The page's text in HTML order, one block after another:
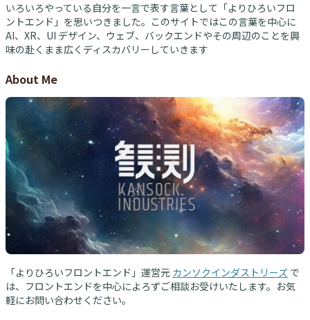
いろいろやっている自分を一言で表す言葉として「よりひろいフロ
ントエンド」を思いつきました。このサイトではこの言葉を中心に
AI、XR、UI デザイン、ウェブ、バックエンドやその周辺のことを興
味の赴くまま広くディスカバリーしていきます
About Me
「よりひろいフロントエンド」運営元 カンソクインダストリーズ で
は、フロントエンドを中心によろずご相談お受けいたします。お気
軽にお問い合わせください。